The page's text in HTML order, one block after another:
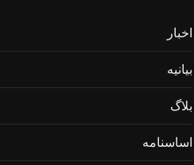
اخبار
بیانیه
بلاگ
اساسنامه